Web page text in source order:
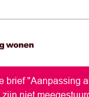
brief "Aanpassing
niet